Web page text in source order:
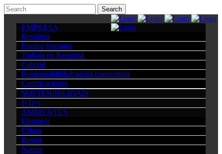
EMPRESA
Resuinsa
Equipo humano
Trabaja en Resuinsa
Calidad
Responsabilidad social corporativa
Certificaciones
SOSTENIBILIDAD
I+D+i
AMBIENTES
Elegance
Urban
Resort
Nature